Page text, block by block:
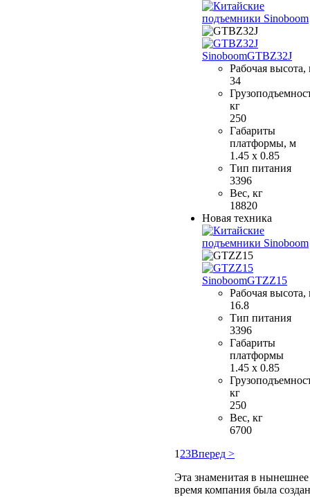
SinoboomGTBZ32J
Рабочая высота,
34
кг
250
Габариты
платформы, м
1.45 x 0.85
Тип питания
3396
Вес, кг
18820
Новая техника
SinoboomGTZZ15
Рабочая высота,
16.8
Тип питания
3396
Габариты
платформы
1.45 x 0.85
кг
250
Вес, кг
6700
1 23Вперед >
Эта знаменитая в нынешнее
время компания была